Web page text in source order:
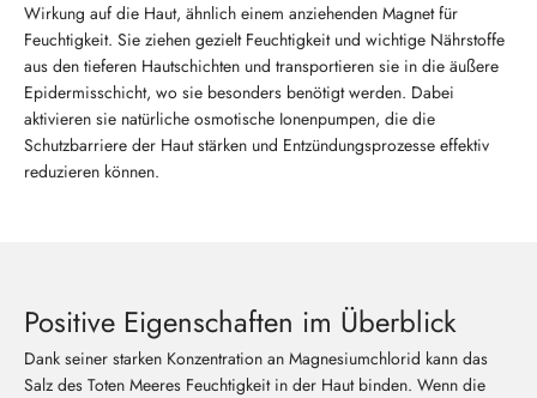
Wirkung auf die Haut, ähnlich einem anziehenden Magnet für
Feuchtigkeit. Sie ziehen gezielt Feuchtigkeit und wichtige Nährstoffe
aus den tieferen Hautschichten und transportieren sie in die äußere
Epidermisschicht, wo sie besonders benötigt werden. Dabei
aktivieren sie natürliche osmotische Ionenpumpen, die die
Schutzbarriere der Haut stärken und Entzündungsprozesse effektiv
reduzieren können.
Positive Eigenschaften im Überblick
Dank seiner starken Konzentration an Magnesiumchlorid kann das
Salz des Toten Meeres Feuchtigkeit in der Haut binden. Wenn die